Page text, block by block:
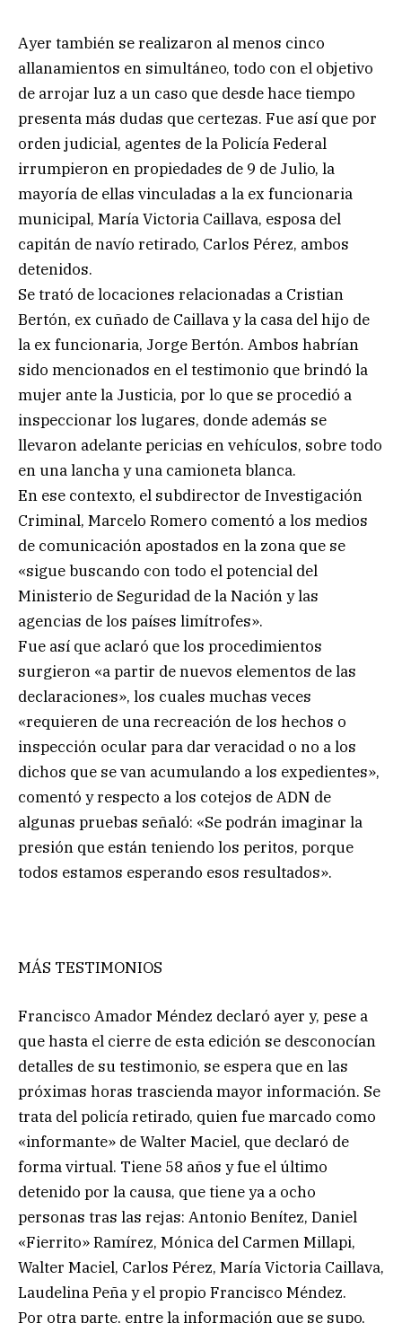
Ayer también se realizaron al menos cinco
allanamientos en simultáneo, todo con el objetivo
de arrojar luz a un caso que desde hace tiempo
presenta más dudas que certezas. Fue así que por
orden judicial, agentes de la Policía Federal
irrumpieron en propiedades de 9 de Julio, la
mayoría de ellas vinculadas a la ex funcionaria
municipal, María Victoria Caillava, esposa del
capitán de navío retirado, Carlos Pérez, ambos
detenidos.
Se trató de locaciones relacionadas a Cristian
Bertón, ex cuñado de Caillava y la casa del hijo de
la ex funcionaria, Jorge Bertón. Ambos habrían
sido mencionados en el testimonio que brindó la
mujer ante la Justicia, por lo que se procedió a
inspeccionar los lugares, donde además se
llevaron adelante pericias en vehículos, sobre todo
en una lancha y una camioneta blanca.
En ese contexto, el subdirector de Investigación
Criminal, Marcelo Romero comentó a los medios
de comunicación apostados en la zona que se
«sigue buscando con todo el potencial del
Ministerio de Seguridad de la Nación y las
agencias de los países limítrofes».
Fue así que aclaró que los procedimientos
surgieron «a partir de nuevos elementos de las
declaraciones», los cuales muchas veces
«requieren de una recreación de los hechos o
inspección ocular para dar veracidad o no a los
dichos que se van acumulando a los expedientes»,
comentó y respecto a los cotejos de ADN de
algunas pruebas señaló: «Se podrán imaginar la
presión que están teniendo los peritos, porque
todos estamos esperando esos resultados».
MÁS TESTIMONIOS
Francisco Amador Méndez declaró ayer y, pese a
que hasta el cierre de esta edición se desconocían
detalles de su testimonio, se espera que en las
próximas horas trascienda mayor información. Se
trata del policía retirado, quien fue marcado como
«informante» de Walter Maciel, que declaró de
forma virtual. Tiene 58 años y fue el último
detenido por la causa, que tiene ya a ocho
personas tras las rejas: Antonio Benítez, Daniel
«Fierrito» Ramírez, Mónica del Carmen Millapi,
Walter Maciel, Carlos Pérez, María Victoria Caillava,
Laudelina Peña y el propio Francisco Méndez.
Por otra parte, entre la información que se supo,